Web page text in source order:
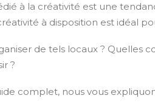
à la créativité est une
à disposition est idéal
de tels locaux ? Quelles
?
complet, nous vous